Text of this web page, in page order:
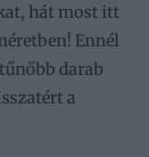
hát most itt
Ennél
darab
a